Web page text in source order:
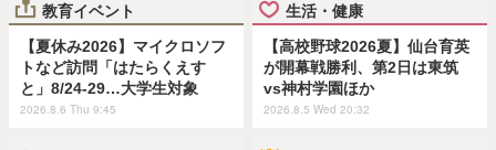
教育イベント
【夏休み2026】マイクロソフ
トなど訪問「はたらくえす
と」8/24-29…大学生対象
2026.8.6 Thu 9:45
生活・健康
【高校野球2026夏】仙台育英
が開幕戦勝利、第2日は東筑
vs神村学園ほか
2026.8.5 Wed 20:32